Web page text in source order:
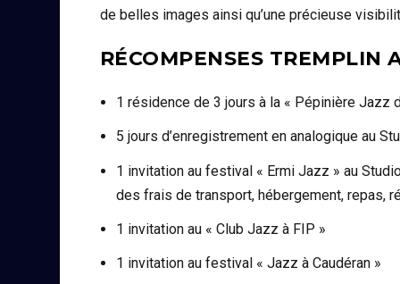
de belles images ainsi qu’une précieuse
RÉCOMPENSES TREMPLIN
1 résidence de 3 jours à la « Pépinière Jazz
5 jours d’enregistrement en analogique au
1 invitation au festival « Ermi Jazz » au
des frais de transport, hébergement, repas,
1 invitation au « Club Jazz à FIP »
1 invitation au festival « Jazz à Caudéran »